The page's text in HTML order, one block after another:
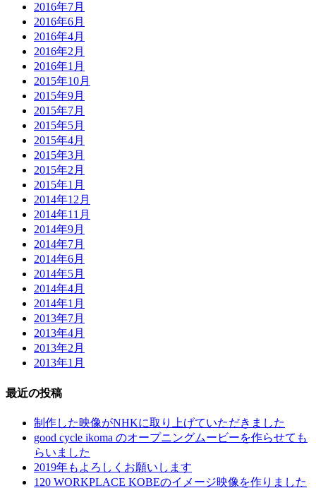
2016年7月
2016年6月
2016年4月
2016年2月
2016年1月
2015年10月
2015年9月
2015年7月
2015年5月
2015年4月
2015年3月
2015年2月
2015年1月
2014年12月
2014年11月
2014年9月
2014年7月
2014年6月
2014年5月
2014年4月
2014年1月
2013年7月
2013年4月
2013年2月
2013年1月
最近の投稿
制作した映像がNHKに取り上げていただきました
good cycle ikoma のオープニングムービーを作らせても
らいました
2019年もよろしくお願いします
120 WORKPLACE KOBEのイメージ映像を作りました